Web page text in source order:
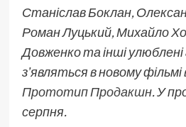
Станіслав Боклан,
Роман Луцький, Михайло
Довженко та інші
зʼявляться в новому фільмі
Прототип Продакшн. У
серпня.